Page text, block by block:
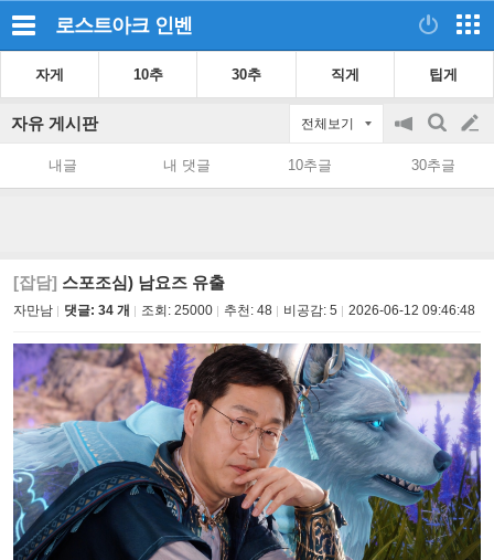
로스트아크 인벤
자게 10추 30추 직게 팁게
자유 게시판 전체보기
공
지
on/off
검
색
글
쓰
내글 내 댓글 10추글 30추글
[잡담] 스포조심) 남요즈 유출
자만남 댓글: 34 개 조회: 25000 추천: 48 비공감: 5 2026-06-12 09:46:48